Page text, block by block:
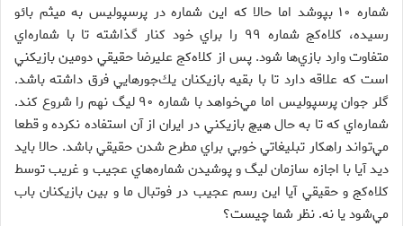
شماره ۱۰ بپوشد اما حالا كه اين شماره در پرسپوليس به ميثم بائو
رسيده، كلاه‌كج شماره ۹۹ را براي خود كنار گذاشته تا با شماره‌اي
متفاوت وارد بازي‌ها شود. پس از كلاه‌كج عليرضا حقيقي دومين بازيكني
است كه علاقه دارد تا با بقيه بازيكنان يك‌جورهايي فرق داشته باشد.
گلر جوان پرسپوليس اما مي‌خواهد با شماره ۹۰ ليگ نهم را شروع كند.
شماره‌اي كه تا به حال هيچ بازيكني در ايران از آن استفاده نكرده و قطعا
مي‌تواند راهكار تبليغاتي خوبي براي مطرح شدن حقيقي باشد. حالا بايد
ديد آيا با اجازه سازمان ليگ و پوشيدن شماره‌هاي عجيب و غريب توسط
كلاه‌كج و حقيقي آيا اين رسم عجيب در فوتبال ما و بين بازيكنان باب
مي‌شود يا نه. نظر شما چيست؟